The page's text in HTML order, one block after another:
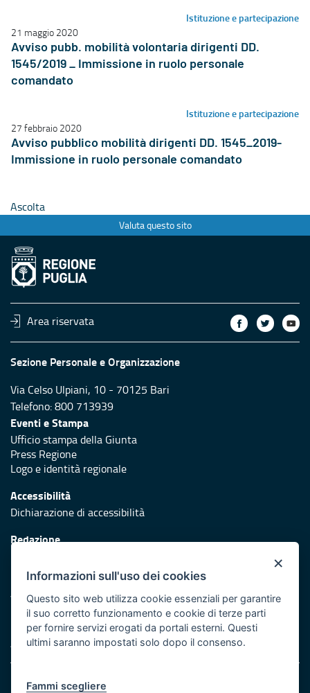
Istituzione e partecipazione
21 maggio 2020
Avviso pubb. mobilità volontaria dirigenti DD.
1545/2019 _ Immissione in ruolo personale
comandato
Istituzione e partecipazione
27 febbraio 2020
Avviso pubblico mobilità dirigenti DD. 1545_2019-
Immissione in ruolo personale comandato
Ascolta
Valuta questo sito
Area riservata
Sezione Personale e Organizzazione
Via Celso Ulpiani, 10 - 70125 Bari
Telefono: 800 713939
Eventi e Stampa
Ufficio stampa della Giunta
Press Regione
Logo e identità regionale
Accessibilità
Dichiarazione di accessibilità
Redazione
Protezione civile
Vai al sito di Protezione Civile Puglia
Iniziativa finanziata con risorse del POR Puglia 2014/2020 -
Asse XI
Note legali
×
Informazioni sull'uso dei cookies
Questo sito web utilizza cookie essenziali per garantire
il suo corretto funzionamento e cookie di terze parti
per fornire servizi erogati da portali esterni. Questi
ultimi saranno impostati solo dopo il consenso.
Fammi scegliere